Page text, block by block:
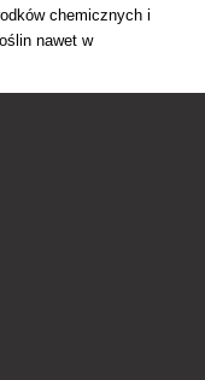
chemicznych i
nawet w